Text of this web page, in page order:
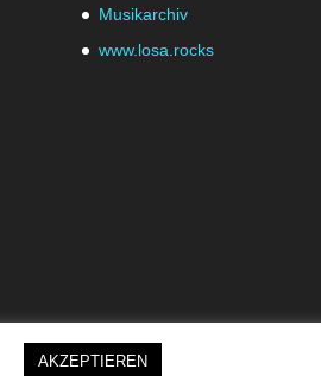
Musikarchiv
www.losa.rocks
AKZEPTIEREN